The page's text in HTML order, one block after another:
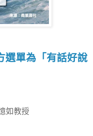
選單為「有話好說
如教授